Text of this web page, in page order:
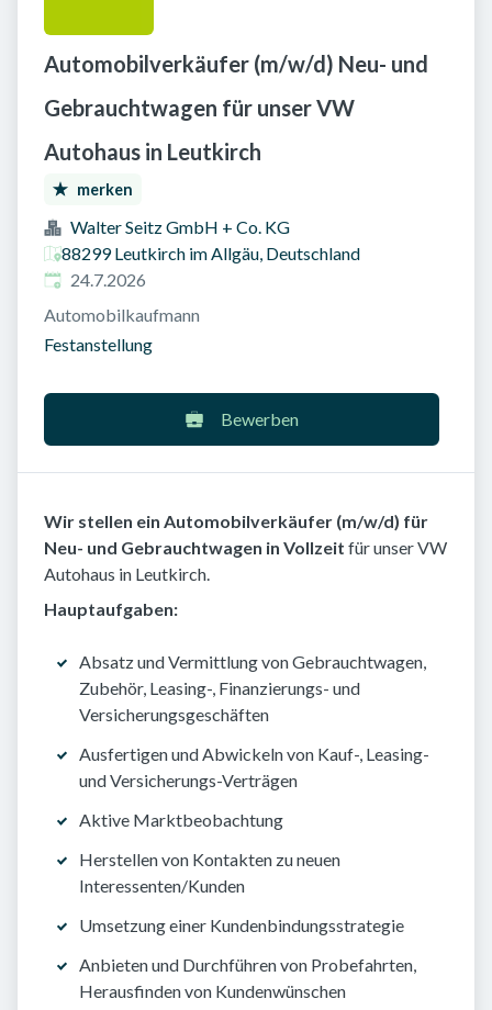
Automobilverkäufer (m/w/d) Neu- und
Gebrauchtwagen für unser VW
Autohaus in Leutkirch
merken
Walter Seitz GmbH + Co. KG
88299 Leutkirch im Allgäu, Deutschland
Veröffentlicht am
24.7.2026
Automobilkaufmann
Festanstellung
Bewerben
Wir stellen ein Automobilverkäufer (m/w/d) für
Neu- und Gebrauchtwagen in Vollzeit für unser VW
Autohaus in Leutkirch.
Hauptaufgaben:
Absatz und Vermittlung von Gebrauchtwagen,
Zubehör, Leasing-, Finanzierungs- und
Versicherungsgeschäften
Ausfertigen und Abwickeln von Kauf-, Leasing-
und Versicherungs-Verträgen
Aktive Marktbeobachtung
Herstellen von Kontakten zu neuen
Interessenten/Kunden
Umsetzung einer Kundenbindungsstrategie
Anbieten und Durchführen von Probefahrten,
Herausfinden von Kundenwünschen